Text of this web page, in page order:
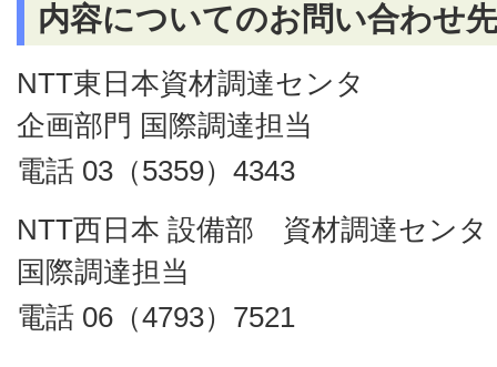
内容についてのお問い合わせ先
NTT東日本資材調達センタ
企画部門 国際調達担当
電話 03（5359）4343
NTT西日本 設備部 資材調達センタ
国際調達担当
電話 06（4793）7521